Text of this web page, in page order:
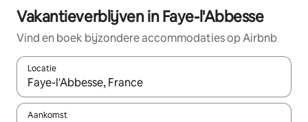
Vakantieverblijven in Faye-l'Abbesse
Vind en boek bijzondere accommodaties op Airbnb
Locatie
Wanneer er resultaten beschikbaar zijn, maak je een keuze
Aankomst